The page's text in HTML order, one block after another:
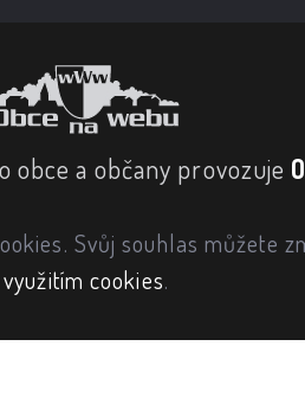
obce a občany provozuje
Svůj souhlas můžete
cookies.